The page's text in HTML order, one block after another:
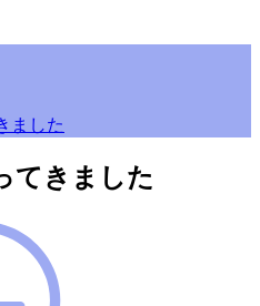
ました
てきました